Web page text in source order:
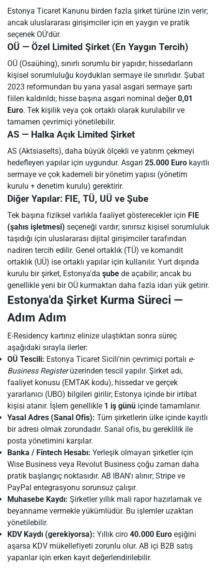
Estonya Ticaret Kanunu birden fazla şirket türüne izin verir;
ancak uluslararası girişimciler için en yaygın ve pratik
seçenek OÜ'dür.
OÜ — Özel Limited Şirket (En Yaygın Tercih)
OÜ (Osaühing), sınırlı sorumlu bir yapıdır; hissedarların
kişisel sorumluluğu koydukları sermaye ile sınırlıdır. Şubat
2023 reformundan bu yana yasal asgari sermaye şartı
fiilen kaldırıldı; hisse başına asgari nominal değer0,01
Euro. Tek kişilik veya çok ortaklı olarak kurulabilir ve
tamamen çevrimiçi yönetilebilir.
AS — Halka Açık Limited Şirket
AS (Aktsiaselts), daha büyük ölçekli ve yatırım çekmeyi
hedefleyen yapılar için uygundur. Asgari 25.000 Euro kayıtlı
sermaye ve çok kademeli bir yönetim yapısı (yönetim
kurulu + denetim kurulu) gerektirir.
Diğer Yapılar: FIE, TÜ, UÜ ve Şube
Tek başına fiziksel varlıkla faaliyet gösterecekler için FIE
(şahıs işletmesi) seçeneği vardır; sınırsız kişisel sorumluluk
taşıdığı için uluslararası dijital girişimciler tarafından
nadiren tercih edilir. Genel ortaklık (TÜ) ve komandit
ortaklık (UÜ) ise ortaklı yapılar için kullanılır. Yurt dışında
kurulu bir şirket, Estonya'da şube de açabilir; ancak bu
genellikle yeni bir OÜ kurmaktan daha fazla idari yük getirir.
Estonya'da Şirket Kurma Süreci —
Adım Adım
E-Residency kartınız elinize ulaştıktan sonra süreç
aşağıdaki sırayla ilerler:
OÜ Tescili: Estonya Ticaret Sicili'nin çevrimiçi portalı e-
Business Registerüzerinden tescil yapılır. Şirket adı,
faaliyet konusu (EMTAK kodu), hissedar ve gerçek
yararlanıcı (UBO) bilgileri girilir; Estonya içinde bir irtibat
kişisi atanır. İşlem genellikle 1 iş günü içinde tamamlanır.
Yasal Adres (Sanal Ofis): Tüm şirketlerin ülke içinde kayıtlı
bir adresi olmak zorundadır. Sanal ofis, bu gereklilik ile
posta yönetimini karşılar.
Banka / Fintech Hesabı: Yerleşik olmayan şirketler için
Wise Business veya Revolut Business çoğu zaman daha
pratik başlangıç noktasıdır. AB IBAN'ı alınır; Stripe ve
PayPal entegrasyonu sorunsuz çalışır.
Muhasebe Kaydı: Şirketler yıllık mali rapor hazırlamak ve
beyanname vermekle yükümlüdür. Bu işlemler uzaktan
yönetilebilir.
KDV Kaydı (gerekiyorsa): Yıllık ciro 40.000 Euro eşiğini
aşarsa KDV mükellefiyeti zorunlu olur. AB içi B2B satış
yapanlar için erken kayıt değerlendirilebilir.